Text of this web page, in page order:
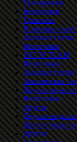
Тренировки
Велогонки
Триатлон
Полезные
Лыжные гонки
Велогонки
SKI 76 TEAM
Велогонки
Лыжные гонки
Экипировка /
Другие виды
Велогонки
Другое
Другие виды
Другие виды
Другое